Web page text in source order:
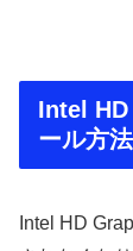
Intel HD
ール方法
Intel HD